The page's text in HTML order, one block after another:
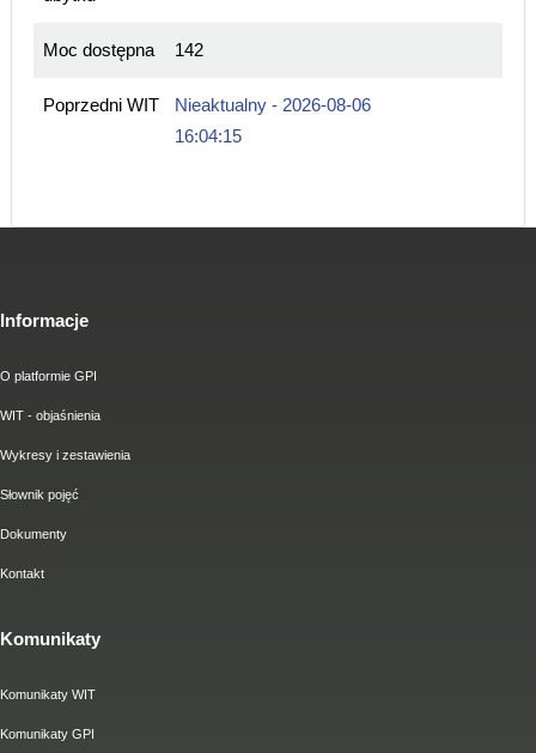
Moc dostępna 142
Poprzedni WIT
Nieaktualny - 2026-08-06
16:04:15
Informacje
O platformie GPI
WIT - objaśnienia
Wykresy i zestawienia
Słownik pojęć
Dokumenty
Kontakt
Komunikaty
Komunikaty WIT
Komunikaty GPI